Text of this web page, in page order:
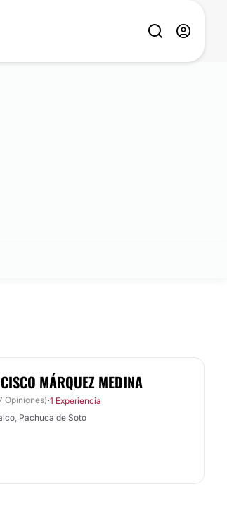
MÁRQUEZ MEDINA
Opiniones)·1 Experiencia
Pachuca de Soto